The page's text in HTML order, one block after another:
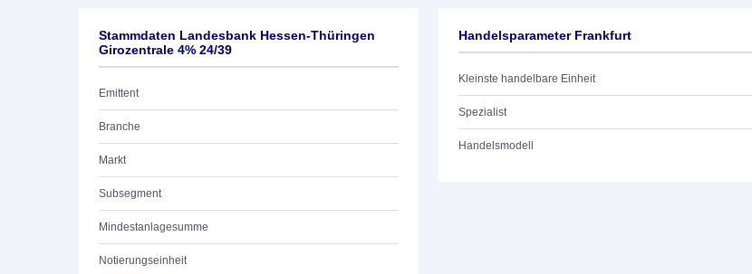
Stammdaten Landesbank Hessen-Thüringen
Girozentrale 4% 24/39
Emittent
Branche
Markt
Subsegment
Mindestanlagesumme
Notierungseinheit
Handelsparameter Frankfurt
Kleinste handelbare Einheit
Spezialist
Handelsmodell